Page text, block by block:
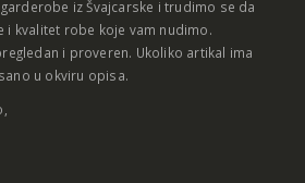
iz Švajcarske i trudimo se da
i kvalitet robe koje vam nudimo.
i proveren. Ukoliko artikal ima
u okviru opisa.